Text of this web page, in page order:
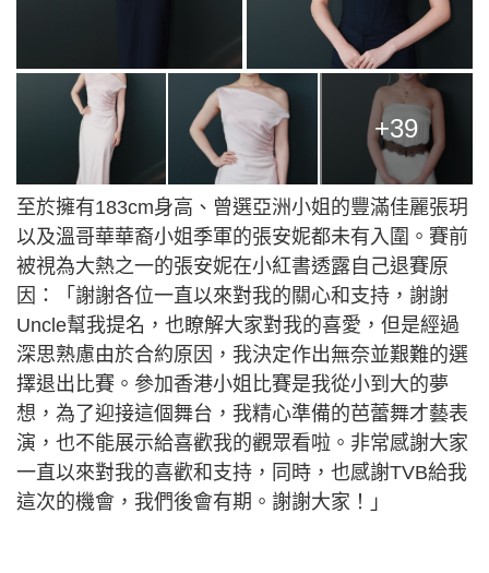
+39
至於擁有183cm身高、曾選亞洲小姐的豐滿佳麗張玥
以及溫哥華華裔小姐季軍的張安妮都未有入圍。賽前
被視為大熱之一的張安妮在小紅書透露自己退賽原
因：「謝謝各位一直以來對我的關心和支持，謝謝
Uncle幫我提名，也瞭解大家對我的喜愛，但是經過
深思熟慮由於合約原因，我決定作出無奈並艱難的選
擇退出比賽。參加香港小姐比賽是我從小到大的夢
想，為了迎接這個舞台，我精心準備的芭蕾舞才藝表
演，也不能展示給喜歡我的觀眾看啦。非常感謝大家
一直以來對我的喜歡和支持，同時，也感謝TVB給我
這次的機會，我們後會有期。謝謝大家！」